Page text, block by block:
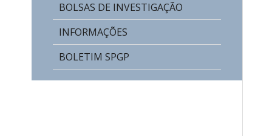
BOLSAS DE INVESTIGAÇÃO
INFORMAÇÕES
BOLETIM SPGP